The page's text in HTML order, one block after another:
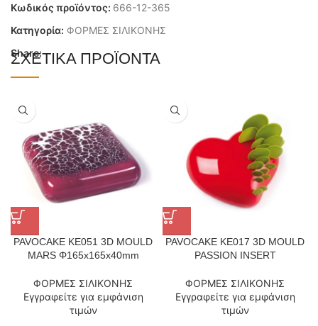
Κωδικός προϊόντος: 666-12-365
Κατηγορία: ΦΟΡΜΕΣ ΣΙΛΙΚΟΝΗΣ
Share:
ΣΧΕΤΙΚΆ ΠΡΟΪΌΝΤΑ
PAVOCAKE KE051 3D MOULD
MARS Φ165x165x40mm
ΦΟΡΜΕΣ ΣΙΛΙΚΟΝΗΣ
Εγγραφείτε για εμφάνιση
τιμών
PAVOCAKE KE017 3D MOULD
PASSION INSERT
ΦΟΡΜΕΣ ΣΙΛΙΚΟΝΗΣ
Εγγραφείτε για εμφάνιση
τιμών